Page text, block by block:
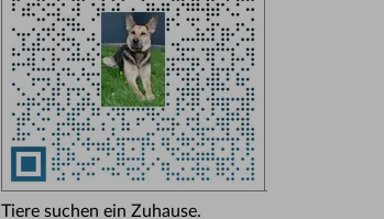
Tiere suchen ein Zuhause.